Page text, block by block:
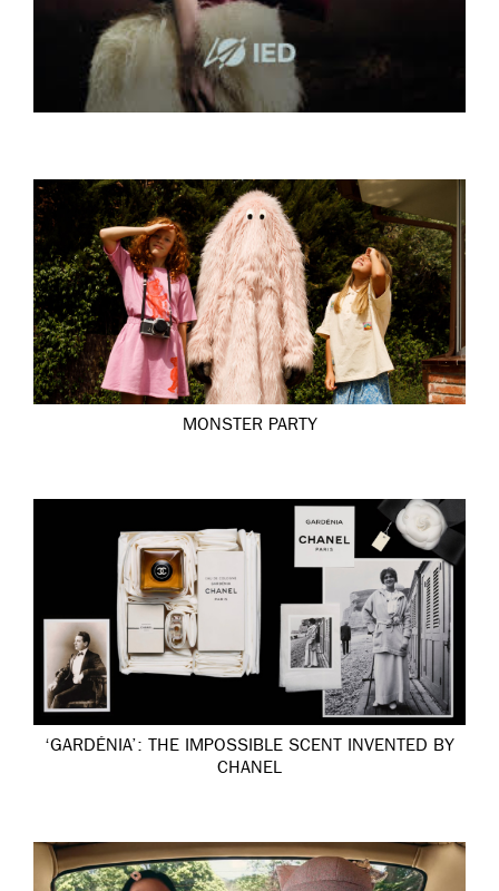
MONSTER PARTY
‘GARDÉNIA’: THE IMPOSSIBLE SCENT INVENTED BY
CHANEL